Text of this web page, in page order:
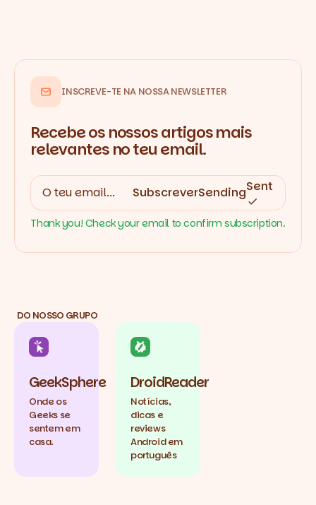
INSCREVE-TE NA NOSSA NEWSLETTER
Recebe os nossos artigos mais
relevantes no teu email.
SubscreverSendingSent
Thank you! Check your email to confirm subscription.
DO NOSSO GRUPO
GeekSphere
Onde os
Geeks se
sentem em
casa.
DroidReader
Notícias,
dicas e
reviews
Android em
português